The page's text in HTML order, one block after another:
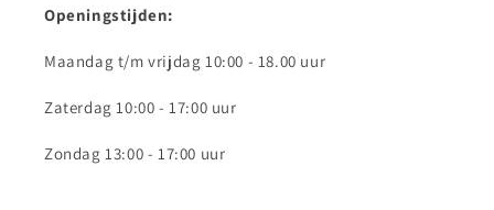
Openingstijden:
Maandag t/m vrijdag 10:00 - 18.00 uur
Zaterdag 10:00 - 17:00 uur
Zondag 13:00 - 17:00 uur